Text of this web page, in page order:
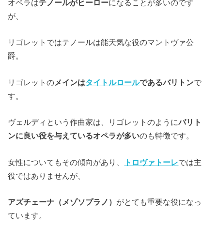
オペラはテノールがヒーローになることが多いのです
が、
リゴレットではテノールは能天気な役のマントヴァ公
爵。
リゴレットのメインはタイトルロールであるバリトンで
す。
ヴェルディという作曲家は、リゴレットのようにバリト
ンに良い役を与えているオペラが多いのも特徴です。
女性についてもその傾向があり、 トロヴァトーレでは主
役ではありませんが、
アズチェーナ（メゾソプラノ） がとても重要な役になっ
ています。